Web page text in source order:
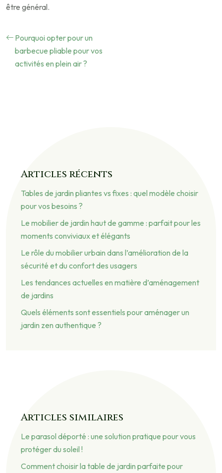
être général.
Pourquoi opter pour un
barbecue pliable pour vos
activités en plein air ?
Articles récents
Tables de jardin pliantes vs fixes : quel modèle choisir
pour vos besoins ?
Le mobilier de jardin haut de gamme : parfait pour les
moments conviviaux et élégants
Le rôle du mobilier urbain dans l’amélioration de la
sécurité et du confort des usagers
Les tendances actuelles en matière d’aménagement
de jardins
Quels éléments sont essentiels pour aménager un
jardin zen authentique ?
Articles similaires
Le parasol déporté : une solution pratique pour vous
protéger du soleil !
Comment choisir la table de jardin parfaite pour